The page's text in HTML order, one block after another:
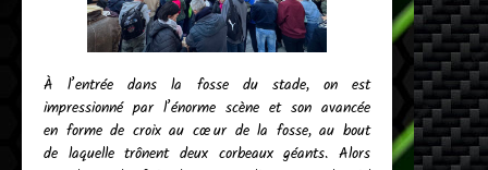
À l’entrée dans la fosse du stade, on est
impressionné par l’énorme scène et son avancée
en forme de croix au cœur de la fosse, au bout
de laquelle trônent deux corbeaux géants. Alors